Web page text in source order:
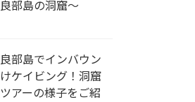
部島の洞窟～
部島でインバウン
ケイビング！洞窟
アーの様子をご紹